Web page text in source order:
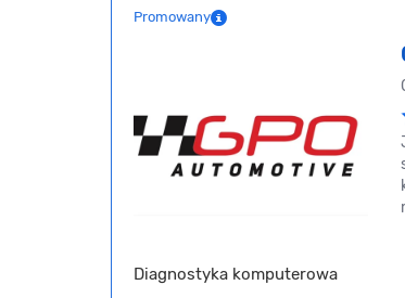
Promowany
Diagnostyka komputerowa